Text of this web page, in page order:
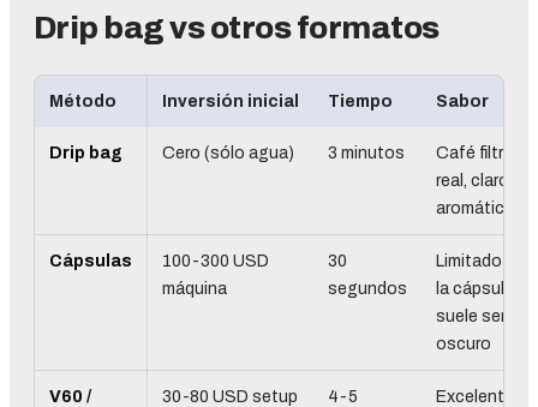
Drip bag vs otros formatos
Método Inversión inicial Tiempo Sabor
Drip bag Cero (sólo agua) 3 minutos
Café filtrado
real, claro y
aromático
Cápsulas
100-300 USD
máquina
30
segundos
Limitado por
la cápsula,
suele ser
oscuro
V60 /
30-80 USD setup
4-5
Excelente si